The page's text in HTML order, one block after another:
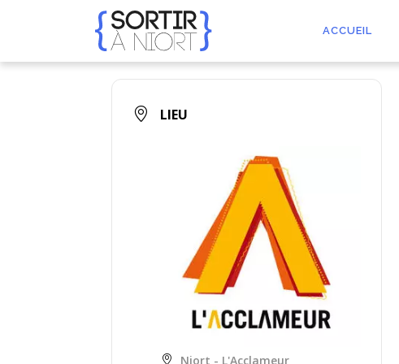
ACCUEIL
LIEU
Niort - L'Acclameur